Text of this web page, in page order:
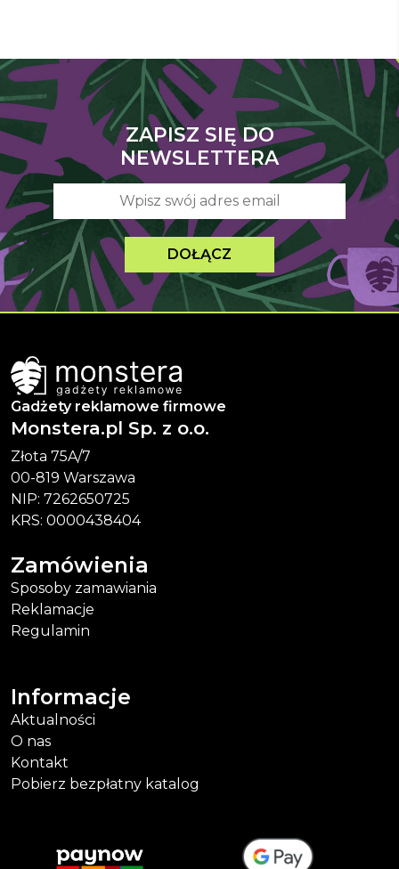
ZAPISZ SIĘ DO
NEWSLETTERA
DOŁĄCZ
Gadżety reklamowe firmowe
Monstera.pl Sp. z o.o.
Złota 75A/7
00-819 Warszawa
NIP: 7262650725
KRS: 0000438404
Zamówienia
Sposoby zamawiania
Reklamacje
Regulamin
Informacje
Aktualności
O nas
Kontakt
Pobierz bezpłatny katalog